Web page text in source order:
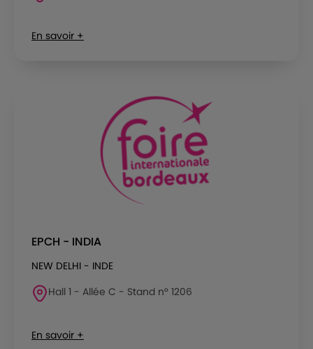
En savoir +
EPCH - INDIA
NEW DELHI - INDE
Hall 1 - Allée C - Stand n° 1206
En savoir +